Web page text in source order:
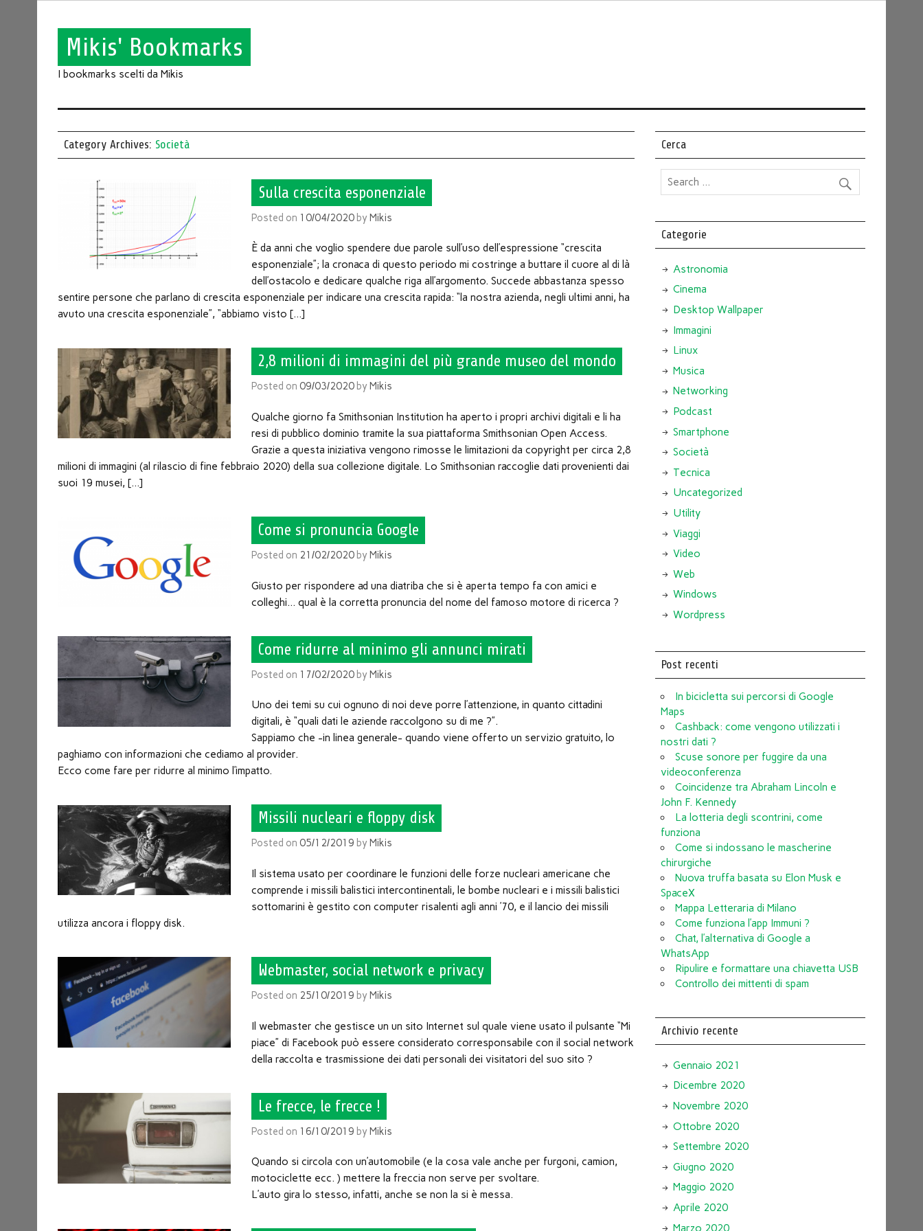
Mikis' Bookmarks
I bookmarks scelti da Mikis
Category Archives: Società
Sulla crescita esponenziale
Posted on 10/04/2020 byMikis
È da anni che voglio spendere due parole sull’uso dell’espressione “crescita
esponenziale”; la cronaca di questo periodo mi costringe a buttare il cuore al di là
dell’ostacolo e dedicare qualche riga all’argomento. Succede abbastanza spesso
sentire persone che parlano di crescita esponenziale per indicare una crescita rapida: “la nostra azienda, negli ultimi anni, ha
avuto una crescita esponenziale”, “abbiamo visto […]
2,8 milioni di immagini del più grande museo del mondo
Posted on09/03/2020 byMikis
Qualche giorno fa Smithsonian Institution ha aperto i propri archivi digitali e li ha
resi di pubblico dominio tramite la sua piattaforma Smithsonian Open Access.
Grazie a questa iniziativa vengono rimosse le limitazioni da copyright per circa 2,8
milioni di immagini (al rilascio di fine febbraio 2020) della sua collezione digitale. Lo Smithsonian raccoglie dati provenienti dai
suoi 19 musei, […]
Come si pronuncia Google
Posted on 21/02/2020 byMikis
Giusto per rispondere ad una diatriba che si è aperta tempo fa con amici e
colleghi… qual è la corretta pronuncia del nome del famoso motore di ricerca ?
Come ridurre al minimo gli annunci mirati
Posted on 17/02/2020 byMikis
Uno dei temi su cui ognuno di noi deve porre l’attenzione, in quanto cittadini
digitali, è “quali dati le aziende raccolgono su di me ?”.
Sappiamo che -in linea generale- quando viene offerto un servizio gratuito, lo
paghiamo con informazioni che cediamo al provider.
Ecco come fare per ridurre al minimo l’impatto.
Missili nucleari e floppy disk
Posted on05/12/2019 byMikis
Il sistema usato per coordinare le funzioni delle forze nucleari americane che
comprende i missili balistici intercontinentali, le bombe nucleari e i missili balistici
sottomarini è gestito con computer risalenti agli anni ’70, e il lancio dei missili
utilizza ancora i floppy disk.
Webmaster, social network e privacy
Posted on 25/10/2019 byMikis
Il webmaster che gestisce un un sito Internet sul quale viene usato il pulsante “Mi
piace” di Facebook può essere considerato corresponsabile con il social network
della raccolta e trasmissione dei dati personali dei visitatori del suo sito ?
Le frecce, le frecce !
Posted on 16/10/2019 byMikis
Quando si circola con un’automobile (e la cosa vale anche per furgoni, camion,
motociclette ecc. ) mettere la freccia non serve per svoltare.
L’auto gira lo stesso, infatti, anche se non la si è messa.
Cerca
Categorie
Astronomia
Cinema
Desktop Wallpaper
Immagini
Linux
Musica
Networking
Podcast
Smartphone
Società
Tecnica
Uncategorized
Utility
Viaggi
Video
Web
Windows
Wordpress
Post recenti
In bicicletta sui percorsi di Google
Maps
Cashback: come vengono utilizzati i
nostri dati ?
Scuse sonore per fuggire da una
videoconferenza
Coincidenze tra Abraham Lincoln e
John F. Kennedy
La lotteria degli scontrini, come
funziona
Come si indossano le mascherine
chirurgiche
Nuova truffa basata su Elon Musk e
SpaceX
Mappa Letteraria di Milano
Come funziona l’app Immuni ?
Chat, l’alternativa di Google a
WhatsApp
Ripulire e formattare una chiavetta USB
Controllo dei mittenti di spam
Archivio recente
Gennaio 2021
Dicembre 2020
Novembre 2020
Ottobre 2020
Settembre 2020
Giugno 2020
Maggio 2020
Aprile 2020
Marzo 2020